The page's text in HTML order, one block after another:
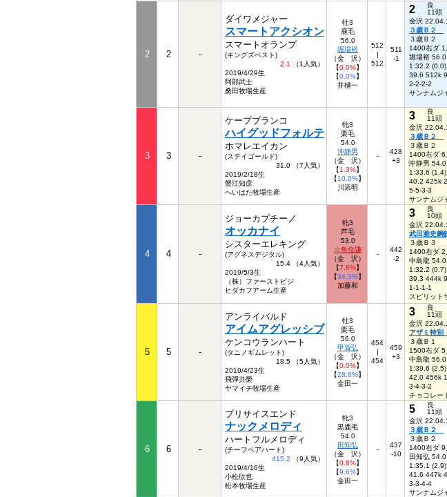
2 2 -
ダイワメジャー
スマートアクシオン
スマートオランプ
(キングズベスト)
2.1
（1人気）
2019/4/29生
阿部武士
桑田牧場生産
牡3
鹿毛
56.0
堀場裕
（金 沢）
【0.0%】
【0.0%】
井樋一
512
|
512
511
-1
2
良
11頭
金沢
３歳Ｂ２
３歳Ｂ２
1400右ダ 1
堀場裕 56.0
1:32.2 (0.0)
39.6 512k
2-2-2-2
サンナムジ
3 3 -
ケープブランコ
ハイグッドフォルテ
ホマレエイカン
(ステイゴールド)
31.0 （7人気）
2019/2/18生
蟹江知彦
へいはた牧場生産
牝3
栗毛
54.0
沖静男
（金 沢）
【1.3%】
【10.0%】
川添明
-
428
+3
3
良
11頭
金沢
３歳Ｂ２
３歳Ｂ２
1400右ダ 6
沖静男 54.0
1:33.6 (1.4)
40.2 425k
5-5-3-3
サンナムジ
4 4 -
ジョーカプチーノ
オッカナイ
シスターエレキング
(アグネスデジタル)
15.4 （4人気）
2019/5/3生
（株）ファーストビジ
ヒダカフアーム生産
牝3
芦毛
53.0
☆魚住謙
（金 沢）
【7.8%】
【34.3%】
加藤和
-
442
-2
3
良
10頭
金沢
武田雅史鋼
３歳Ｂ３
1400右ダ 2
中島龍 54.0
1:32.2 (0.7)
39.3 444k
1-1-1-1
スピリット
5 5 -
アンライバルド
アイムアグレッシブ
ケンコウランハート
(タニノギムレット)
18.5 （5人気）
2019/4/23生
飛彈共榮
ヤマイチ牧場生産
牡3
栗毛
56.0
甲賀弘
（金 沢）
【0.0%】
【28.6%】
金田一
454
|
454
459
+3
3
良
11頭
金沢
アザミ特別
３歳Ｂ１
1500右ダ 5
中島龍 56.0
1:39.6 (2.5)
42.0 456k
3-4-3-2
チョコレー
6 6 -
プリサイスエンド
ナックメロディ
ハートフルメロディ
(チーフベアハート)
415.2 （9人気）
2019/4/16生
小松欣也
松本牧場生産
牝3
黒鹿毛
54.0
田知弘
（金 沢）
【0.8%】
【9.6%】
金田一
-
437
-10
5
良
11頭
金沢
３歳Ｂ２
３歳Ｂ２
1400右ダ 9
田知弘 54.0
1:35.1 (2.9)
41.6 447k
3-3-4-4
サンナムジ